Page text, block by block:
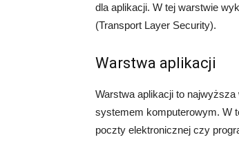
dla aplikacji. W tej warstwie
(Transport Layer Security).
Warstwa aplikacji
Warstwa aplikacji to
systemem komputerowym. W
poczty elektronicznej czy